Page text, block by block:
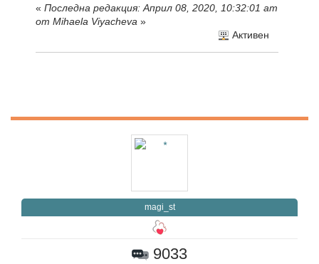
« Последна редакция: Април 08, 2020, 10:32:01 am
от Mihaela Viyacheva »
Активен
magi_st
9033